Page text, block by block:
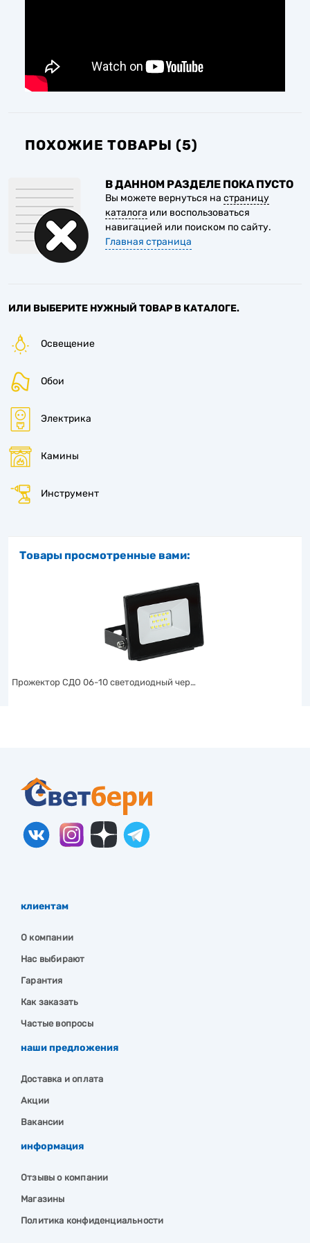
ПОХОЖИЕ ТОВАРЫ (5)
В ДАННОМ РАЗДЕЛЕ ПОКА ПУСТО
Вы можете вернуться на страницу
каталога или воспользоваться
навигацией или поиском по сайту.
Главная страница
ИЛИ ВЫБЕРИТЕ НУЖНЫЙ ТОВАР В КАТАЛОГЕ.
Освещение
Обои
Электрика
Камины
Инструмент
Товары просмотренные вами:
Прожектор СДО 06-10 светодиодный чер…
клиентам
О компании
Нас выбирают
Гарантия
Как заказать
Частые вопросы
наши предложения
Доставка и оплата
Акции
Вакансии
информация
Отзывы о компании
Магазины
Политика конфиденциальности